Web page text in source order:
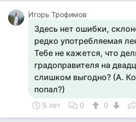
Игорь Трофимов
Здесь нет ошибки,
редко употребляемая
Тебе не кажется, что
градоправителя на
слишком выгодно? (А.
попал?)
5 лет 0 0